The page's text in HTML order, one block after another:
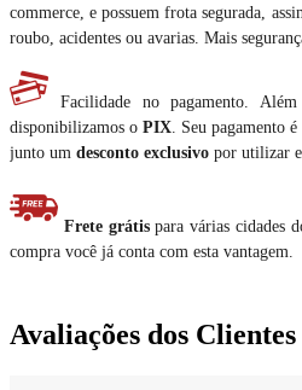
commerce, e possuem frota segurada,
roubo, acidentes ou avarias. Mais
Facilidade no pagamento.
disponibilizamos oPIX . Seu pagamento é
junto um desconto exclusivo por utilizar
Frete grátispara várias cidades
compra você já conta com esta vantagem.
Avaliações dos Clientes